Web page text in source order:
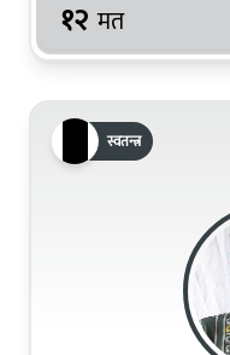
१२ मत
स्वतन्त्र